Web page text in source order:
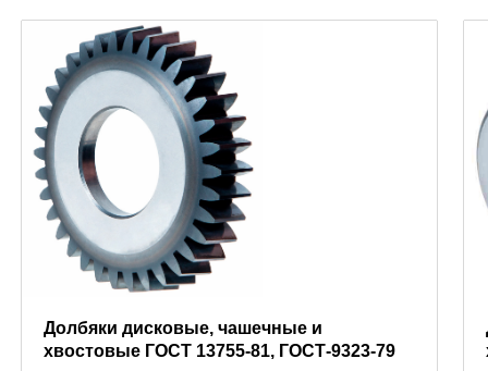
Долбяки дисковые, чашечные и
хвостовые ГОСТ 13755-81, ГОСТ-9323-79